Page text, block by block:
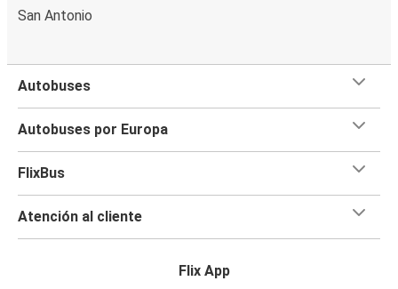
San Antonio
Autobuses
Autobuses por Europa
FlixBus
Atención al cliente
Flix App